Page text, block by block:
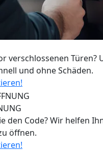
verschlossenen Türen?
und ohne Schäden.
den Code? Wir helfen
öffnen.